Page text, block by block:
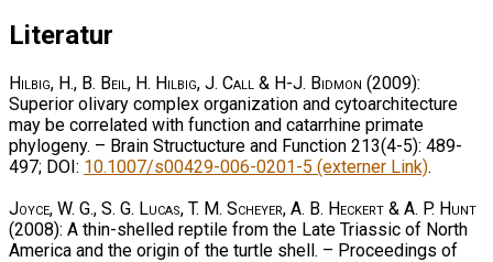
Literatur
Hilbig, H., B. Beil, H. Hilbig, J. Call & H-J. Bidmon (2009):
Superior olivary complex organization and cytoarchitecture
may be correlated with function and catarrhine primate
phylogeny. – Brain Structucture and Function 213(4-5): 489-
497; DOI: 10.1007/s00429-006-0201-5 (externer Link).
Joyce, W. G., S. G. Lucas, T. M. Scheyer, A. B. Heckert & A. P. Hunt
(2008): A thin-shelled reptile from the Late Triassic of North
America and the origin of the turtle shell. – Proceedings of